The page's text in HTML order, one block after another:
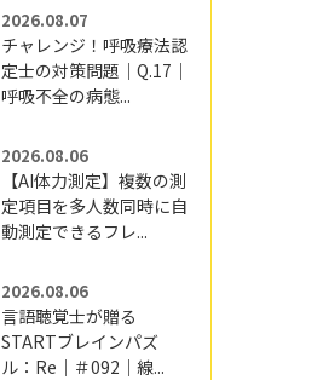
2026.08.07
チャレンジ！呼吸療法認
定士の対策問題｜Q.17｜
呼吸不全の病態...
2026.08.06
【AI体力測定】複数の測
定項目を多人数同時に自
動測定できるフレ...
2026.08.06
言語聴覚士が贈る
STARTブレインパズ
ル：Re｜＃092｜線...